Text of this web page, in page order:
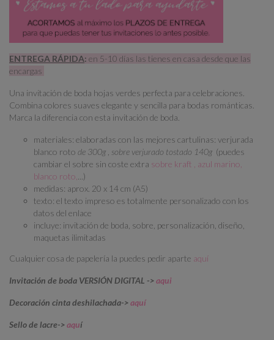
ENTREGA RÁPIDA: en 5-10 días las tienes en casa desde que las
encargas
Una invitación de boda hojas verdes perfecta para celebraciones.
Combina colores suaves elegante y sencilla para bodas románticas.
Marca la diferencia con esta invitación de boda.
materiales: elaboradas con las mejores cartulinas: verjurada
blanco roto de 300g sobre verjurado tostado 140g (puedes
cambiar el sobre sin coste extra sobre kraft , azul marino,
blanco roto,
...)
medidas: aprox. 20 x 14 cm (A5)
texto: el texto impreso es totalmente personalizado con los
datos del enlace
incluye: invitación de boda, sobre, personalización, diseño,
maquetas ilimitadas
Cualquier cosa de papelería la puedes pedir aparte aquí
Invitación de boda VERSIÓN DIGITAL ->aqui
Decoración cinta deshilachada->aquí
Sello de lacre->aquí